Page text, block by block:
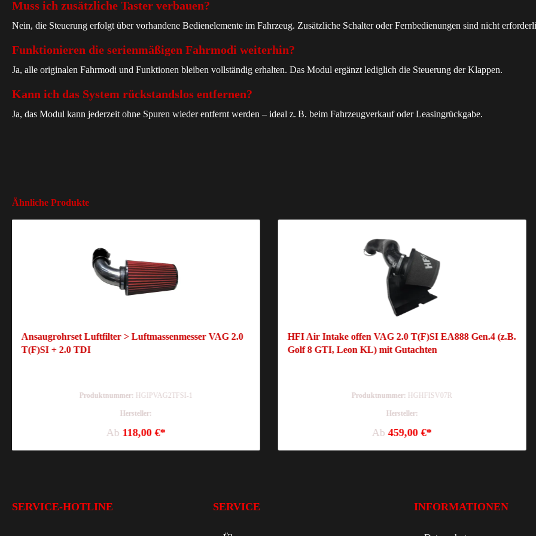
Muss ich zusätzliche Taster verbauen?
Nein, die Steuerung erfolgt über vorhandene Bedienelemente im Fahrzeug. Zusätzliche Schalter oder Fernbedienungen sind nicht
Funktionieren die serienmäßigen Fahrmodi weiterhin?
Ja, alle originalen Fahrmodi und Funktionen bleiben vollständig erhalten. Das Modul ergänzt lediglich die Steuerung der Klappen.
Kann ich das System rückstandslos entfernen?
Ja, das Modul kann jederzeit ohne Spuren wieder entfernt werden – ideal z. B. beim Fahrzeugverkauf oder Leasingrückgabe.
Ähnliche Produkte
Ansaugrohrset Luftfilter > Luftmassenmesser VAG 2.0
T(F)SI + 2.0 TDI
Produktnummer: HGIPVAG2TFSI-1
Hersteller:
Ab 118,00 €*
HFI Air Intake offen VAG 2.0 T(F)SI EA888 Gen.4 (z.B.
Golf 8 GTI, Leon KL) mit Gutachten
Produktnummer: HGHFISV07R
Hersteller:
Ab459,00 €*
SERVICE-HOTLINE SERVICE INFORMATIONEN